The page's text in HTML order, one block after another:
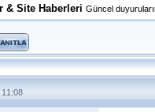
& Site Haberleri Güncel